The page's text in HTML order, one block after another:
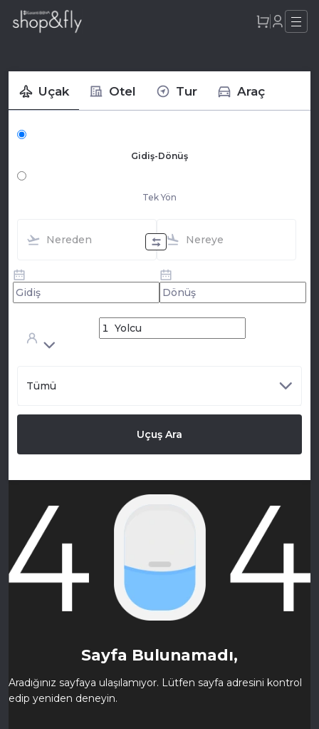
Uçak Otel Tur Araç
Gidiş-Dönüş
Tek Yön
Nereden Nereye
Tümü
Uçuş Ara
Sayfa Bulunamadı,
Aradığınız sayfaya ulaşılamıyor. Lütfen sayfa adresini kontrol
edip yeniden deneyin.